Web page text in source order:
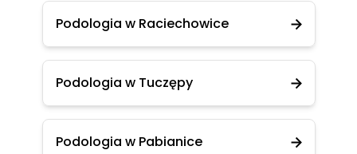
Podologia w Raciechowice
Podologia w Tuczępy
Podologia w Pabianice